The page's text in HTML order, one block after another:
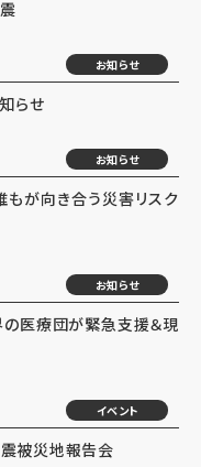
お知らせ
らせ
お知らせ
もが向き合う災害リスク
お知らせ
の医療団が緊急支援＆現
イベント
被災地報告会